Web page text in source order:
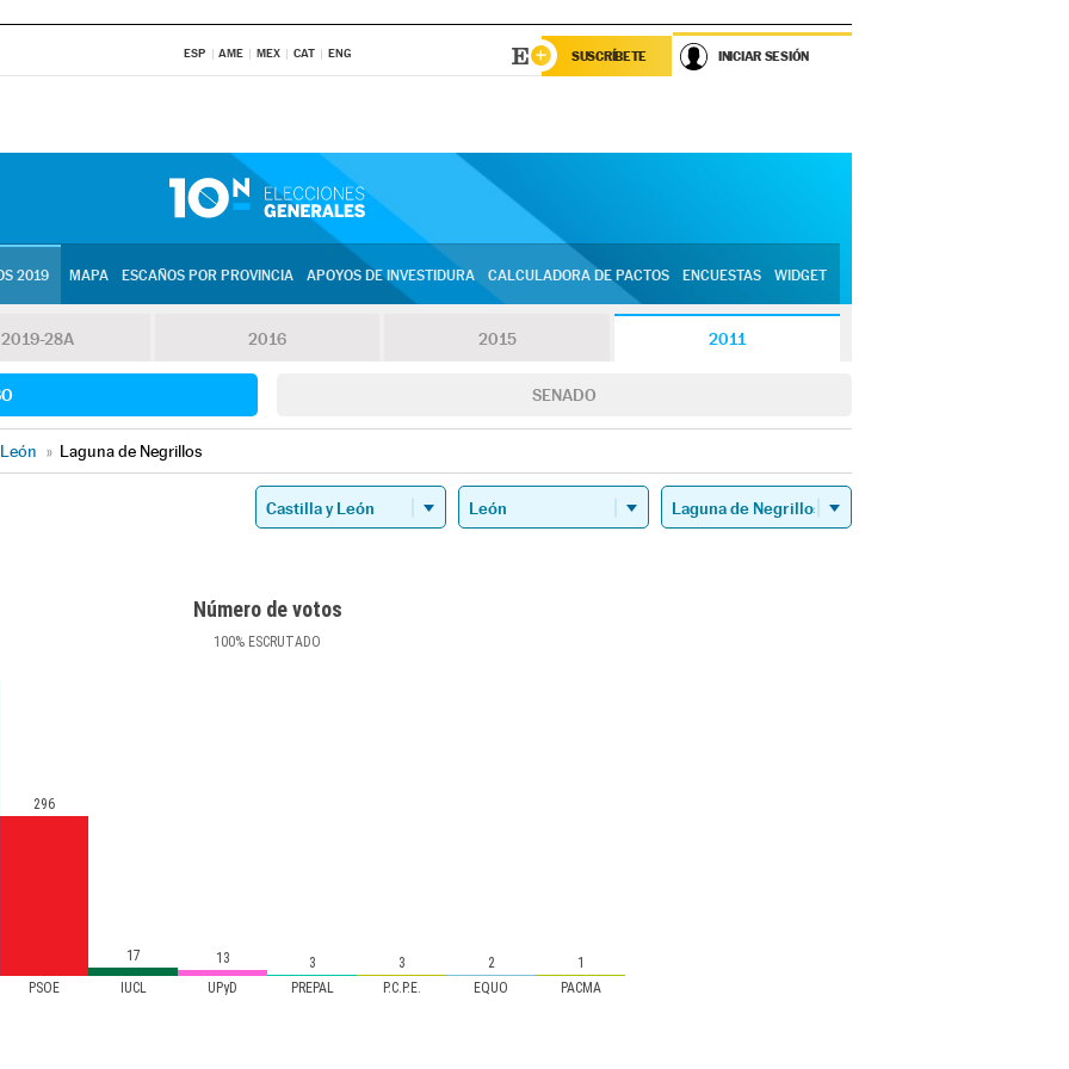
ESP AME MEX CAT ENG SUSCRÍBETE INICIAR SESIÓN
2019 MAPA ESCAÑOS POR PROVINCIA APOYOS DE INVESTIDURA CALCULADORA DE PACTOS ENCUESTAS WIDGET
2019-28A 2016 2015 2011
SENADO
León » Laguna de Negrillos
Número de votos
100% ESCRUTADO
PSOE IUCL UPyD PREPAL P.C.P.E. EQUO PACMA
296
17 13 3 3 2 1